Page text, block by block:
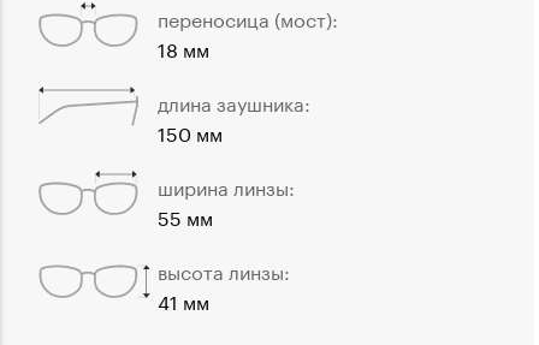
переносица (мост):
18 мм
длина заушника:
150 мм
ширина линзы:
55 мм
высота линзы:
41 мм